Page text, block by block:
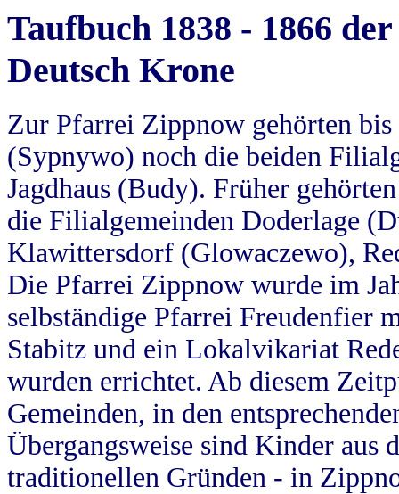
Taufbuch 1838 - 1866
Deutsch Krone
Zur Pfarrei Zippnow gehörten
(Sypnywo) noch die beiden
Jagdhaus (Budy). Früher
die Filialgemeinden Doderlage
Klawittersdorf (Glowaczewo),
Die Pfarrei Zippnow wurde im
selbständige Pfarrei Freudenfier
Stabitz und ein Lokalvikariat
wurden errichtet. Ab diesem
Gemeinden, in den
Übergangsweise sind Kinder aus
traditionellen Gründen - in